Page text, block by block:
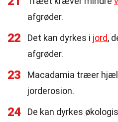
afgrøder.
22 Det kan dyrkes i jord,
afgrøder.
23
Macadamia træer
jorderosion.
24
De kan dyrkes